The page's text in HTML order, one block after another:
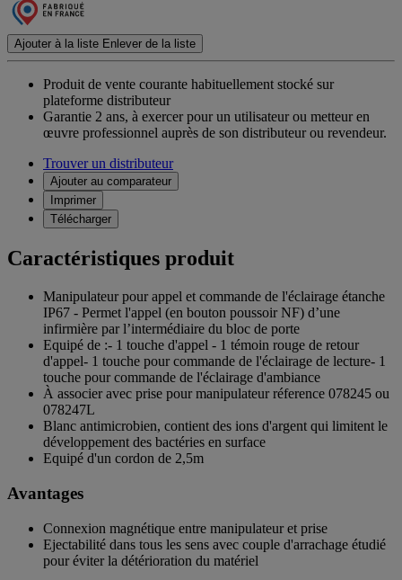
Ajouter à la liste Enlever de la liste
Produit de vente courante habituellement stocké sur
plateforme distributeur
Garantie 2 ans, à exercer pour un utilisateur ou metteur en
œuvre professionnel auprès de son distributeur ou revendeur.
Trouver un distributeur
Ajouter au comparateur
Imprimer
Télécharger
Caractéristiques produit
Manipulateur pour appel et commande de l'éclairage étanche
IP67 - Permet l'appel (en bouton poussoir NF) d’une
infirmière par l’intermédiaire du bloc de porte
Equipé de :- 1 touche d'appel - 1 témoin rouge de retour
d'appel- 1 touche pour commande de l'éclairage de lecture- 1
touche pour commande de l'éclairage d'ambiance
À associer avec prise pour manipulateur réference 078245 ou
078247L
Blanc antimicrobien, contient des ions d'argent qui limitent le
développement des bactéries en surface
Equipé d'un cordon de 2,5m
Avantages
Connexion magnétique entre manipulateur et prise
Ejectabilité dans tous les sens avec couple d'arrachage étudié
pour éviter la détérioration du matériel